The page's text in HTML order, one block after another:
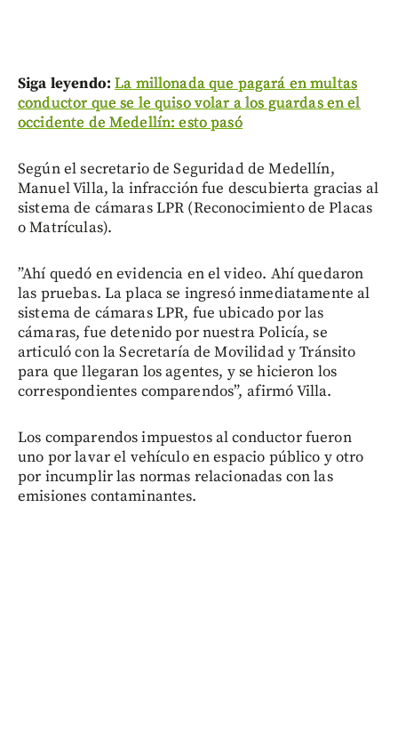
Siga leyendo: La millonada que pagará en multas
conductor que se le quiso volar a los guardas en el
occidente de Medellín: esto pasó
Según el secretario de Seguridad de Medellín,
Manuel Villa, la infracción fue descubierta gracias al
sistema de cámaras LPR (Reconocimiento de Placas
o Matrículas).
”Ahí quedó en evidencia en el video. Ahí quedaron
las pruebas. La placa se ingresó inmediatamente al
sistema de cámaras LPR, fue ubicado por las
cámaras, fue detenido por nuestra Policía, se
articuló con la Secretaría de Movilidad y Tránsito
para que llegaran los agentes, y se hicieron los
correspondientes comparendos”, afirmó Villa.
Los comparendos impuestos al conductor fueron
uno por lavar el vehículo en espacio público y otro
por incumplir las normas relacionadas con las
emisiones contaminantes.